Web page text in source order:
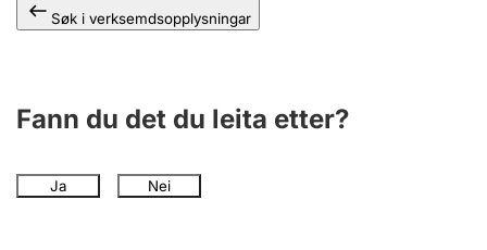
Søk i verksemdsopplysningar
Fann du det du leita etter?
Ja Nei